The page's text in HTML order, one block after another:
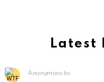
Latest
Anonymous to